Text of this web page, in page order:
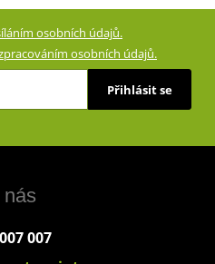
osobních údajů.
osobních údajů.
Přihlásit se
007